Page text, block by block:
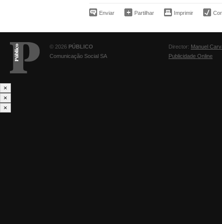
Enviar Partilhar Imprimir
© 2026 PÚBLICO
Comunicação Social SA
Director: Manuel
Publicidade Online
×
×
×